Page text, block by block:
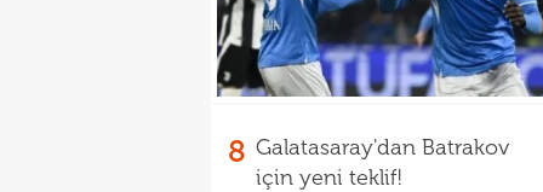
8 Galatasaray'dan Batrakov
için yeni teklif!